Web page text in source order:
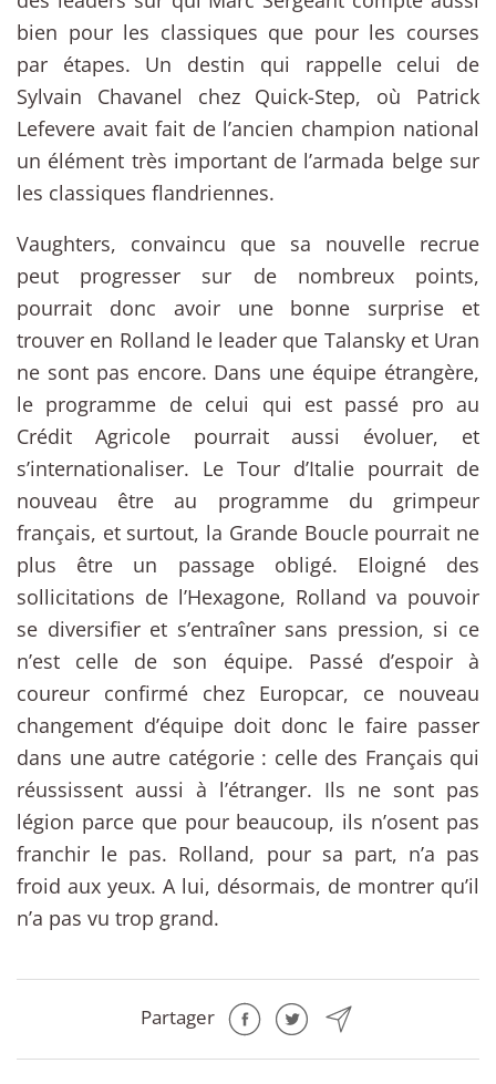
bien pour les classiques que pour les courses
par étapes. Un destin qui rappelle celui de
Sylvain Chavanel chez Quick-Step, où Patrick
Lefevere avait fait de l’ancien champion national
un élément très important de l’armada belge sur
les classiques flandriennes.
Vaughters, convaincu que sa nouvelle recrue
peut progresser sur de nombreux points,
pourrait donc avoir une bonne surprise et
trouver en Rolland le leader que Talansky et Uran
ne sont pas encore. Dans une équipe étrangère,
le programme de celui qui est passé pro au
Crédit Agricole pourrait aussi évoluer, et
s’internationaliser. Le Tour d’Italie pourrait de
nouveau être au programme du grimpeur
français, et surtout, la Grande Boucle pourrait ne
plus être un passage obligé. Eloigné des
sollicitations de l’Hexagone, Rolland va pouvoir
se diversifier et s’entraîner sans pression, si ce
n’est celle de son équipe. Passé d’espoir à
coureur confirmé chez Europcar, ce nouveau
changement d’équipe doit donc le faire passer
dans une autre catégorie : celle des Français qui
réussissent aussi à l’étranger. Ils ne sont pas
légion parce que pour beaucoup, ils n’osent pas
franchir le pas. Rolland, pour sa part, n’a pas
froid aux yeux. A lui, désormais, de montrer qu’il
n’a pas vu trop grand.
Partager